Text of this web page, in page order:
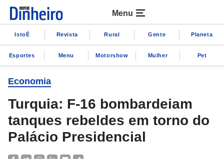
Menu
IstoÉ Revista Rural Gente Planeta
Esportes Menu Motorshow Mulher Pet
Economia
Turquia: F-16 bombardeiam
tanques rebeldes em torno do
Palácio Presidencial